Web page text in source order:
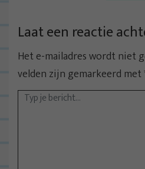
Laat een reactie
Het e-mailadres wordt niet
velden zijn gemarkeerd met